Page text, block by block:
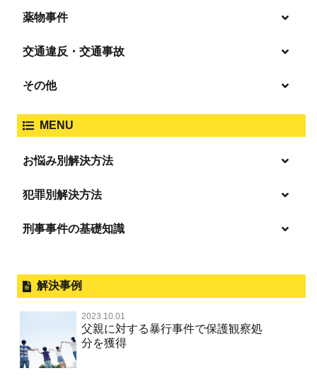
逮捕・監禁
業務妨害
盗撮・のぞき
強姦・準強姦
淫行・援助交際
公然わいせつ，わいせつ物頒布，淫
行勧誘罪
児童ポルノ・リベンジポルノ
詐欺
恐喝
薬物事件
危険ドラッグ
交通違反・交通事故
ひき逃げ・当て逃げ
危険運転行為等
その他
放火・失火
ネット犯罪
MENU
お悩み別解決方法
逮捕の不安や悩み
無実・無罪を証明してほしい
示談で解決してほしい
執行猶予にしてほしい
犯罪別解決方法
事件別－暴力事件
過失致死・過失傷害
器物損壊
脅迫・強要
業務妨害罪
性犯罪 TOP
淫行・援助交際（児童買春、淫行条例、児童福祉法違反）
不同意性交等罪（旧 強制性交等罪，準強制性交等罪），
監護者性交等罪
事件別－財産犯
財産犯 TOP
横領 背任
事件別－薬物事件
薬物事件 TOP
事件別－交通違反・交通事故
刑事事件の基礎知識
刑事裁判の概要・手続
公務員の逮捕・刑事事件
控訴・上告
国選弁護士と私選弁護士の違い
解決事例
2023.10.01
父親に対する暴行事件で保護観察処
分を獲得